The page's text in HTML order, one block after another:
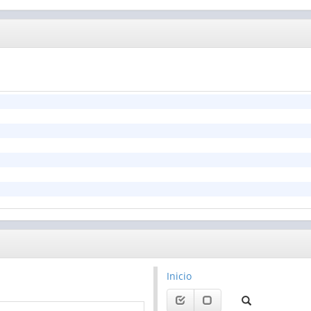
beleza
campings, albergues, etc.)
e bebidas
preparada
e outras atividades artísticas
Inicio